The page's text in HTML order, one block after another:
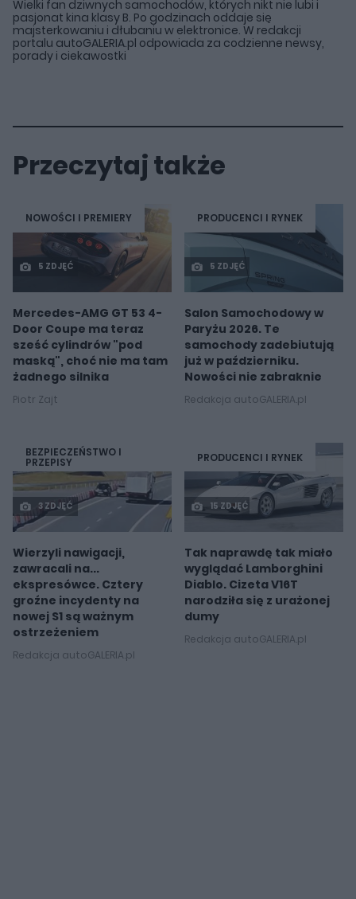
Wielki fan dziwnych samochodów, których nikt nie lubi i
pasjonat kina klasy B. Po godzinach oddaje się
majsterkowaniu i dłubaniu w elektronice. W redakcji
portalu autoGALERIA.pl odpowiada za codzienne newsy,
porady i ciekawostki
Przeczytaj także
NOWOŚCI I PREMIERY
5 ZDJĘĆ
Mercedes-AMG GT 53 4-
Door Coupe ma teraz
sześć cylindrów "pod
maską", choć nie ma tam
żadnego silnika
Piotr Zajt
PRODUCENCI I RYNEK
5 ZDJĘĆ
Salon Samochodowy w
Paryżu 2026. Te
samochody zadebiutują
już w październiku.
Nowości nie zabraknie
Redakcja autoGALERIA.pl
BEZPIECZEŃSTWO I
PRZEPISY
3 ZDJĘĆ
Wierzyli nawigacji,
zawracali na...
ekspresówce. Cztery
groźne incydenty na
nowej S1 są ważnym
ostrzeżeniem
Redakcja autoGALERIA.pl
PRODUCENCI I RYNEK
15 ZDJĘĆ
Tak naprawdę tak miało
wyglądać Lamborghini
Diablo. Cizeta V16T
narodziła się z urażonej
dumy
Redakcja autoGALERIA.pl